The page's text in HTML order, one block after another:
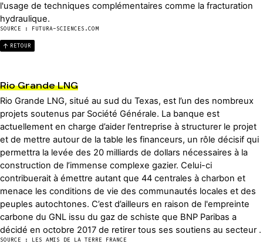
l'usage de techniques complémentaires comme la fracturation
hydraulique.
SOURCE : FUTURA-SCIENCES.COM
RETOUR
Rio Grande LNG
Rio Grande LNG, situé au sud du Texas, est l’un des nombreux
projets soutenus par Société Générale. La banque est
actuellement en charge d’aider l’entreprise à structurer le projet
et de mettre autour de la table les financeurs, un rôle décisif qui
permettra la levée des 20 milliards de dollars nécessaires à la
construction de l’immense complexe gazier. Celui-ci
contribuerait à émettre autant que 44 centrales à charbon et
menace les conditions de vie des communautés locales et des
peuples autochtones. C’est d’ailleurs en raison de l'empreinte
carbone du GNL issu du gaz de schiste que BNP Paribas a
décidé en octobre 2017 de retirer tous ses soutiens au secteur .
SOURCE : LES AMIS DE LA TERRE FRANCE